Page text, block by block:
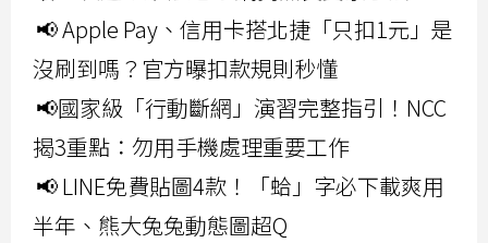
📢 Apple Pay、信用卡搭北捷「只扣1元」是
沒刷到嗎？官方曝扣款規則秒懂
📢國家級「行動斷網」演習完整指引！NCC
揭3重點：勿用手機處理重要工作
📢 LINE免費貼圖4款！「蛤」字必下載爽用
半年、熊大兔兔動態圖超Q